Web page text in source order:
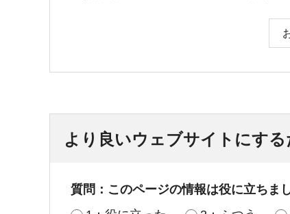
より良いウェブサイトにす
質問：このページの情報は役に立ちま